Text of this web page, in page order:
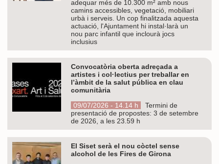
adequar més de 10.300 m² amb nous
camins accessibles, vegetació, mobiliari
urbà i serveis. Un cop finalitzada aquesta
actuació, l'Ajuntament hi instal·larà un
nou parc infantil que inclourà jocs
inclusius
Convocatòria oberta adreçada a
artistes i col·lectius per treballar en
l’àmbit de la salut pública en clau
comunitària
09/07/2026 - 14.14 h
Termini de
presentació de propostes: 3 de setembre
de 2026, a les 23.59 h
El Siset serà el nou còctel sense
alcohol de les Fires de Girona